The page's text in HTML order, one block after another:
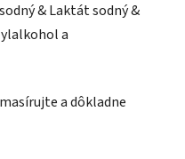
& Laktát sodný &
a
a dôkladne